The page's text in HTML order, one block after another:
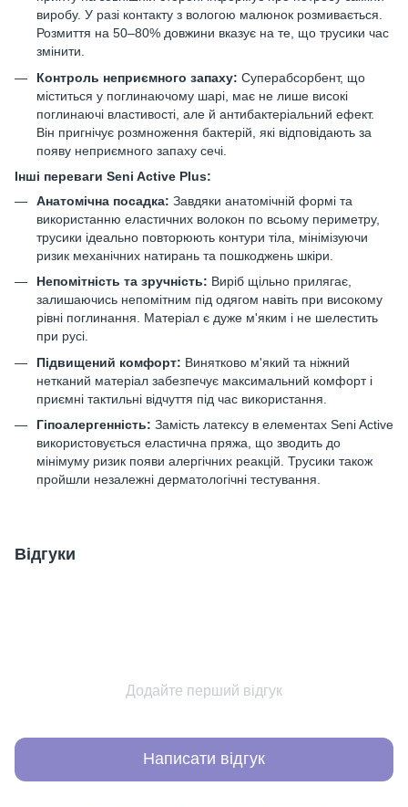
виробу. У разі контакту з вологою малюнок розмивається.
Розмиття на 50–80% довжини вказує на те, що трусики час
змінити.
Контроль неприємного запаху: Суперабсорбент, що
міститься у поглинаючому шарі, має не лише високі
поглинаючі властивості, але й антибактеріальний ефект.
Він пригнічує розмноження бактерій, які відповідають за
появу неприємного запаху сечі.
Інші переваги Seni Active Plus:
Анатомічна посадка: Завдяки анатомічній формі та
використанню еластичних волокон по всьому периметру,
трусики ідеально повторюють контури тіла, мінімізуючи
ризик механічних натирань та пошкоджень шкіри.
Непомітність та зручність: Виріб щільно прилягає,
залишаючись непомітним під одягом навіть при високому
рівні поглинання. Матеріал є дуже м'яким і не шелестить
при русі.
Підвищений комфорт: Винятково м'який та ніжний
нетканий матеріал забезпечує максимальний комфорт і
приємні тактильні відчуття під час використання.
Гіпоалергенність: Замість латексу в елементах Seni Active
використовується еластична пряжа, що зводить до
мінімуму ризик появи алергічних реакцій. Трусики також
пройшли незалежні дерматологічні тестування.
Відгуки
Додайте перший відгук
Написати відгук